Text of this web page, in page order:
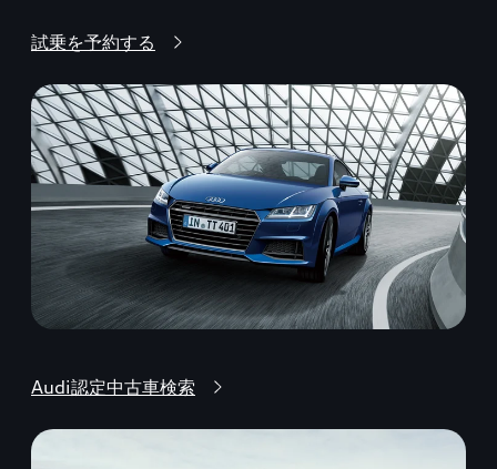
試乗を予約する
Audi認定中古車検索